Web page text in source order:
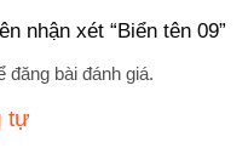
nhận xét “Biển tên 09”
đăng bài đánh giá.
tự